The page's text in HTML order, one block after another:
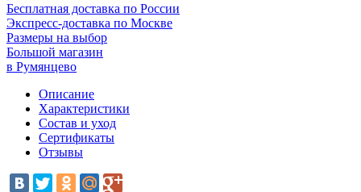
Бесплатная доставка по России
Экспресс-доставка по Москве
Размеры на выбор
Большой магазин
в Румянцево
Описание
Характеристики
Состав и уход
Сертификаты
Отзывы